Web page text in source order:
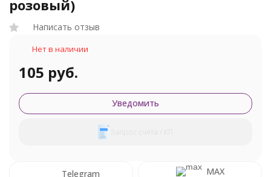
розовый)
Написать отзыв
Нет в наличии
105 руб.
Уведомить
Telegram MAX